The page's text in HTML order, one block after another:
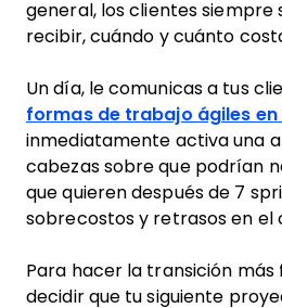
general, los clientes siempre
recibir, cuándo y cuánto
Un día, le comunicas a tus
formas de trabajo ágiles en
inmediatamente activa una
cabezas sobre que podrían
que quieren después de 7
sobrecostos y retrasos en el
Para hacer la transición más
decidir que tu siguiente